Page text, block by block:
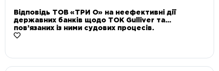
Відповідь ТОВ «ТРИ О» на неефективні дії
державних банків щодо ТОК Gulliver та
пов’язаних із ними судових процесів.